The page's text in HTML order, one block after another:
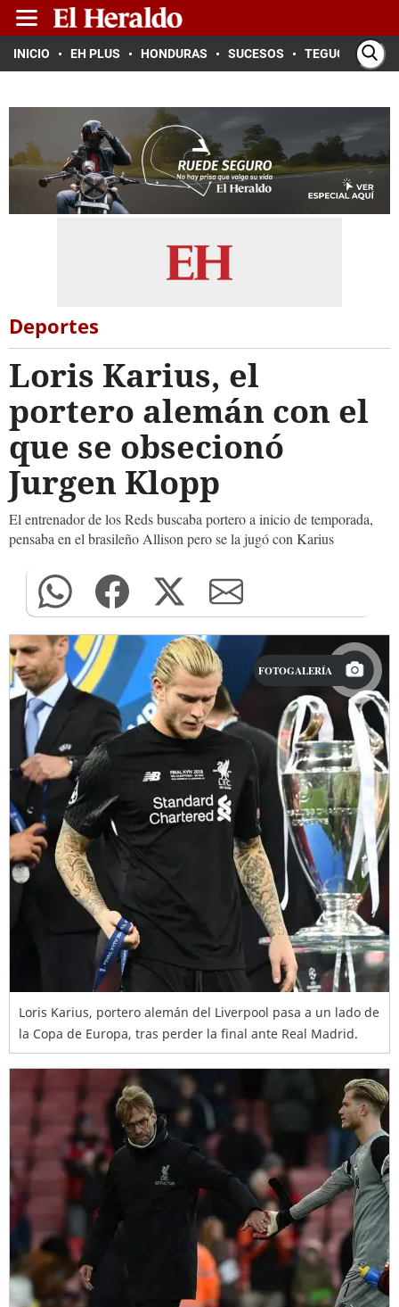
INICIO EH PLUS HONDURAS SUCESOS TEGUCIGALPA
Deportes
Loris Karius, el
portero alemán con el
que se obsecionó
Jurgen Klopp
El entrenador de los Reds buscaba portero a inicio de temporada,
pensaba en el brasileño Allison pero se la jugó con Karius
FOTOGALERÍA
Loris Karius, portero alemán del Liverpool pasa a un lado de
la Copa de Europa, tras perder la final ante Real Madrid.